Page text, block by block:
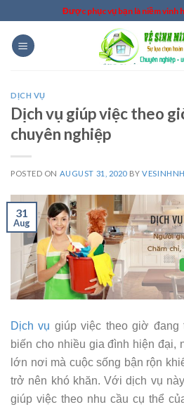
to
content
Được phục vụ bạn là niềm vinh
DỊCH VỤ
Dịch vụ giúp việc theo
chuyên nghiệp
POSTED ON AUGUST 31, 2020 BY
31
Aug
Dịch vụ giúp việc theo giờ
biến cho nhiều gia đình hiện đại,
lớn nơi mà cuộc sống bận rộn
trở nên khó khăn. Với dịch vụ
giúp việc theo nhu cầu cụ thể